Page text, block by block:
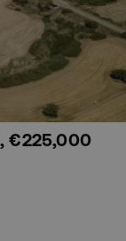
€225,000